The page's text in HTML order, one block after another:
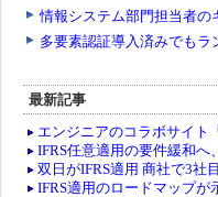
最新記事
エンジニアのコラボサイト
IFRS任意適用の要件緩和
双日がIFRS適用 商社で3社目
IFRS適用のロードマップ